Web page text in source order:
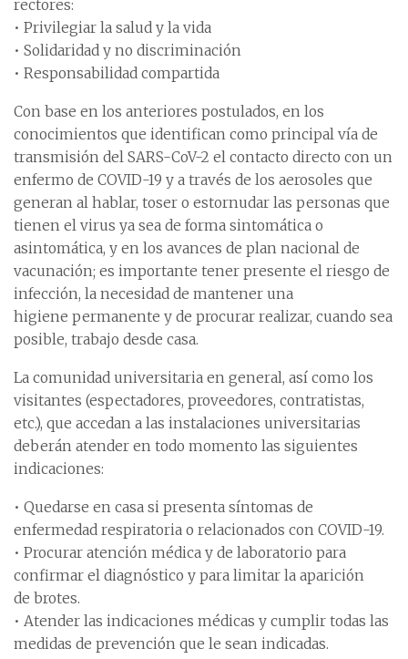
rectores:
• Privilegiar la salud y la vida
• Solidaridad y no discriminación
• Responsabilidad compartida
Con base en los anteriores postulados, en los
conocimientos que identifican como principal vía de
transmisión del SARS-CoV-2 el contacto directo con un
enfermo de COVID-19 y a través de los aerosoles que
generan al hablar, toser o estornudar las personas que
tienen el virus ya sea de forma sintomática o
asintomática, y en los avances de plan nacional de
vacunación; es importante tener presente el riesgo de
infección, la necesidad de mantener una
higiene permanente y de procurar realizar, cuando sea
posible, trabajo desde casa.
La comunidad universitaria en general, así como los
visitantes (espectadores, proveedores, contratistas,
etc.), que accedan a las instalaciones universitarias
deberán atender en todo momento las siguientes
indicaciones:
• Quedarse en casa si presenta síntomas de
enfermedad respiratoria o relacionados con COVID-19.
• Procurar atención médica y de laboratorio para
confirmar el diagnóstico y para limitar la aparición
de brotes.
• Atender las indicaciones médicas y cumplir todas las
medidas de prevención que le sean indicadas.